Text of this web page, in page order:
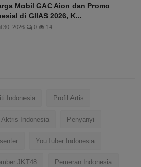
Mobil GAC Aion dan Promo
di GIIAS 2026, K...
30, 2026 0 14
Indonesia Profil Artis
Aktris Indonesia Penyanyi
YouTuber Indonesia
JKT48 Pemeran Indonesia